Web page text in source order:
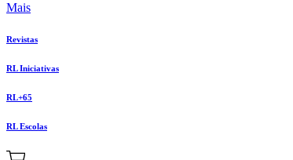
Mais
Revistas
RL Iniciativas
RL+65
RL Escolas